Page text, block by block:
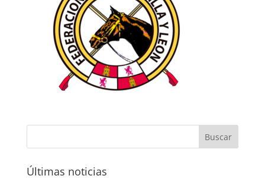
Últimas noticias